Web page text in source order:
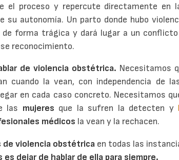
el proceso y repercute directamente en
su autonomía. Un parto donde hubo
de forma trágica y dará lugar a un
reconocimiento.
de violencia obstétrica. Necesitamos
cuando la vean, con independencia de
en cada caso concreto. Necesitamos
las mujeres que la sufren la detecten y
médicos la vean y la rechacen.
de violencia obstétrica en todas las
es dejar de hablar de ella para siempre.